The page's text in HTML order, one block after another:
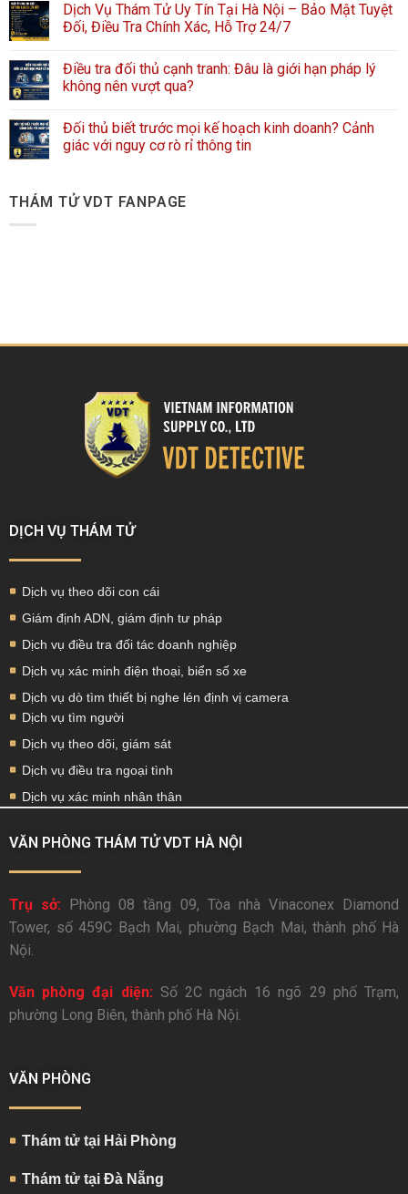
Dịch Vụ Thám Tử Uy Tín Tại Hà Nội – Bảo Mật Tuyệt
Đối, Điều Tra Chính Xác, Hỗ Trợ 24/7
Điều tra đối thủ cạnh tranh: Đâu là giới hạn pháp lý
không nên vượt qua?
Đối thủ biết trước mọi kế hoạch kinh doanh? Cảnh
giác với nguy cơ rò rỉ thông tin
THÁM TỬ VDT FANPAGE
DỊCH VỤ THÁM TỬ
Dịch vụ theo dõi con cái
Giám định ADN, giám định tư pháp
Dịch vụ điều tra đối tác doanh nghiệp
Dịch vụ xác minh điện thoại, biển số xe
Dịch vụ dò tìm thiết bị nghe lén định vị camera
Dịch vụ tìm người
Dịch vụ theo dõi, giám sát
Dịch vụ điều tra ngoại tình
Dịch vụ xác minh nhân thân
VĂN PHÒNG THÁM TỬ VDT HÀ NỘI
Trụ sở: Phòng 08 tầng 09, Tòa nhà Vinaconex Diamond
Tower, số 459C Bạch Mai, phường Bạch Mai, thành phố Hà
Nội.
Văn phòng đại diện: Số 2C ngách 16 ngõ 29 phố Trạm,
phường Long Biên, thành phố Hà Nội.
VĂN PHÒNG
Thám tử tại Hải Phòng
Thám tử tại Đà Nẵng